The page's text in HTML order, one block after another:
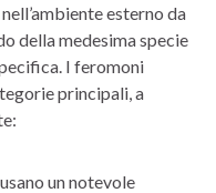
esterno da
della medesima specie
I feromoni
principali, a
un notevole